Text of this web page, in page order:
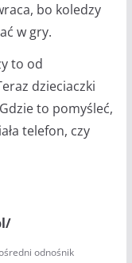
bo koledzy
w gry.
to od
dzieciaczki
to pomyśleć,
telefon, czy
odnośnik